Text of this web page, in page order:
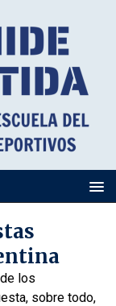
los
sobre todo,